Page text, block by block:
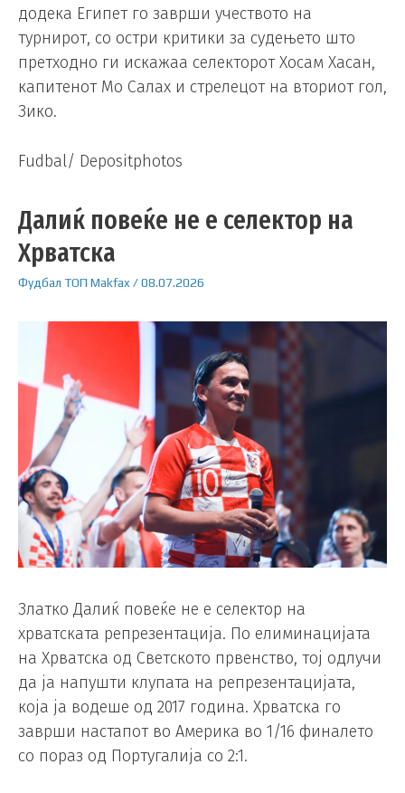
додека Египет го заврши учеството на
турнирот, со остри критики за судењето што
претходно ги искажаа селекторот Хосам Хасан,
капитенот Мо Салах и стрелецот на вториот гол,
Зико.
Fudbal/ Depositphotos
Далиќ повеќе не е селектор на
Хрватска
Фудбал ТОП Makfax /08.07.2026
Златко Далиќ повеќе не е селектор на
хрватската репрезентација. По елиминацијата
на Хрватска од Светското првенство, тој одлучи
да ја напушти клупата на репрезентацијата,
која ја водеше од 2017 година. Хрватска го
заврши настапот во Америка во 1/16 финалето
со пораз од Португалија со 2:1.